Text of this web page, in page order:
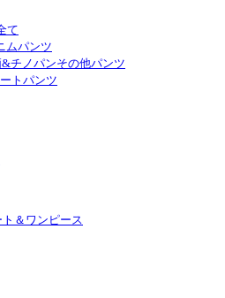
て
ムパンツ
チノパンその他パンツ
トパンツ
ト＆ワンピース